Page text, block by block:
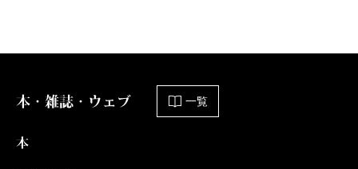
本・雑誌・ウェブ 一覧
本